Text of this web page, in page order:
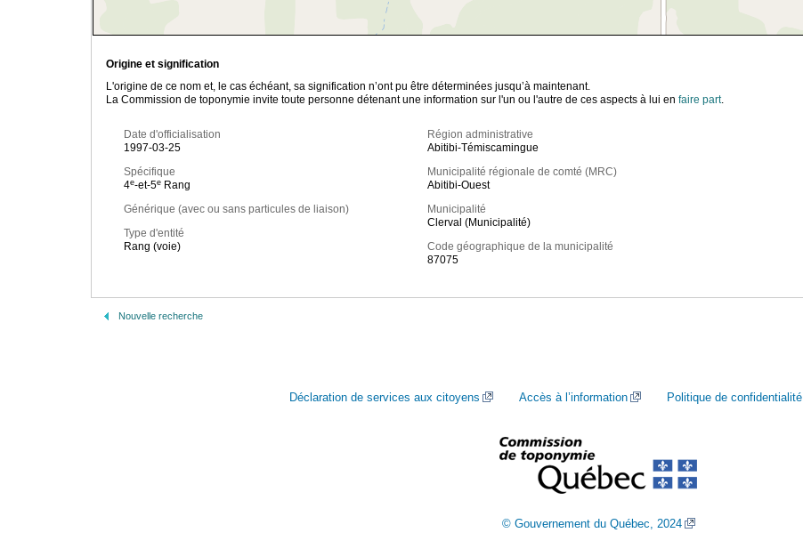
Origine et signification
L'origine de ce nom et, le cas échéant, sa signification n’ont pu être déterminées jusqu’à maintenant.
La Commission de toponymie invite toute personne détenant une information sur l'un ou l'autre de ces aspects à lui en faire part.
Date d'officialisation
1997-03-25
Spécifique
4e-et-5e Rang
Générique (avec ou sans particules de liaison)
Type d'entité
Rang (voie)
Région administrative
Abitibi-Témiscamingue
Municipalité régionale de comté (MRC)
Abitibi-Ouest
Municipalité
Clerval (Municipalité)
Code géographique de la municipalité
87075
Nouvelle recherche
Déclaration de services aux citoyens Accès à l’information Politique de confidentialité
© Gouvernement du Québec, 2024